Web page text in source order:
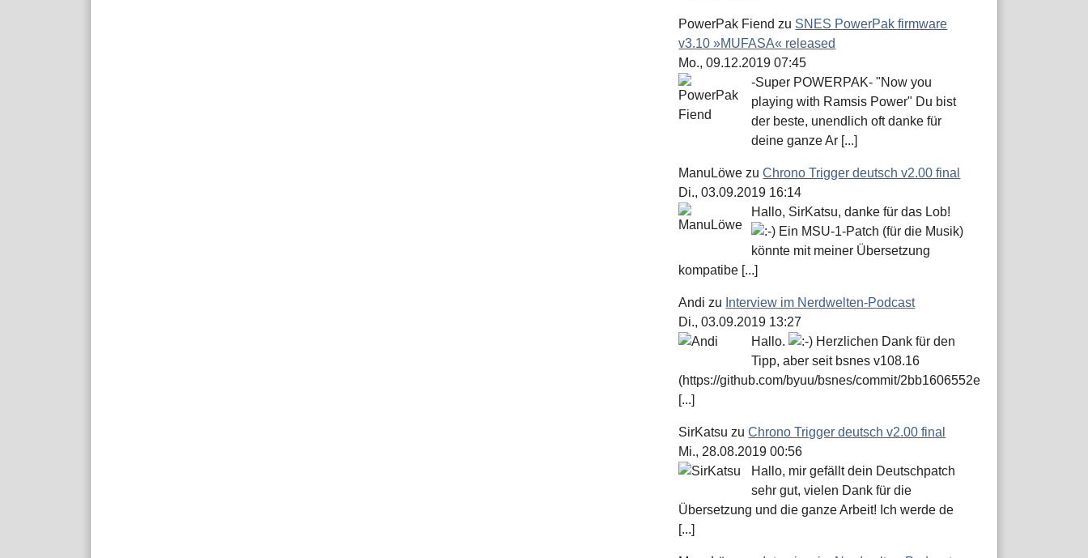
PowerPak Fiend zu SNES PowerPak firmware
v3.10 »MUFASA« released
Mo., 09.12.2019 07:45
-Super POWERPAK- "Now you
playing with Ramsis Power" Du bist
der beste, unendlich oft danke für
deine ganze Ar [...]
ManuLöwe zuChrono Trigger deutsch v2.00 final
Di., 03.09.2019 16:14
Hallo, SirKatsu, danke für das Lob!
Ein MSU-1-Patch (für die Musik)
könnte mit meiner Übersetzung
kompatibe [...]
Andi zu Interview im Nerdwelten-Podcast
Di., 03.09.2019 13:27
Hallo.
Herzlichen Dank für den
Tipp, aber seit bsnes v108.16
(https://github.com/byuu/bsnes/commit/2bb1606552e
[...]
SirKatsu zuChrono Trigger deutsch v2.00 final
Mi., 28.08.2019 00:56
Hallo, mir gefällt dein Deutschpatch
sehr gut, vielen Dank für die
Übersetzung und die ganze Arbeit! Ich werde de
[...]